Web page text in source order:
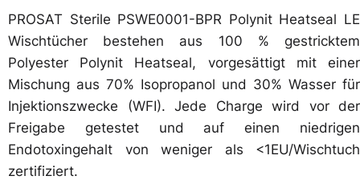
PROSAT Sterile PSWE0001-BPR Polynit Heatseal LE
Wischtücher bestehen aus 100 % gestricktem
Polyester Polynit Heatseal, vorgesättigt mit einer
Mischung aus 70% Isopropanol und 30% Wasser für
Injektionszwecke (WFI). Jede Charge wird vor der
Freigabe getestet und auf einen niedrigen
Endotoxingehalt von weniger als <1EU/Wischtuch
zertifiziert.